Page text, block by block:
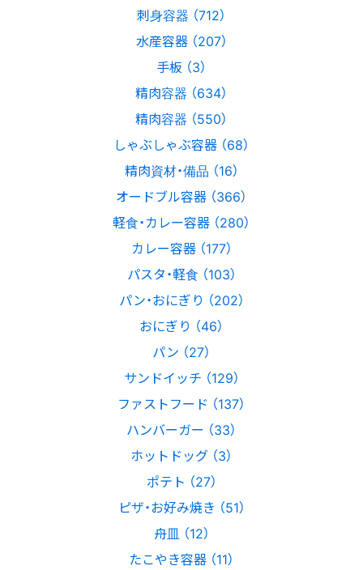
刺身容器 （712）
水産容器 （207）
手板 （3）
精肉容器 （634）
精肉容器 （550）
しゃぶしゃぶ容器 （68）
精肉資材・備品 （16）
オードブル容器 （366）
軽食・カレー容器 （280）
カレー容器 （177）
パスタ・軽食 （103）
パン・おにぎり （202）
おにぎり （46）
パン （27）
サンドイッチ （129）
ファストフード （137）
ハンバーガー （33）
ホットドッグ （3）
ポテト （27）
ピザ・お好み焼き （51）
舟皿 （12）
たこやき容器 （11）